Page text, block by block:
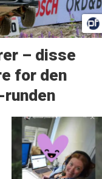
– disse
for den
runden